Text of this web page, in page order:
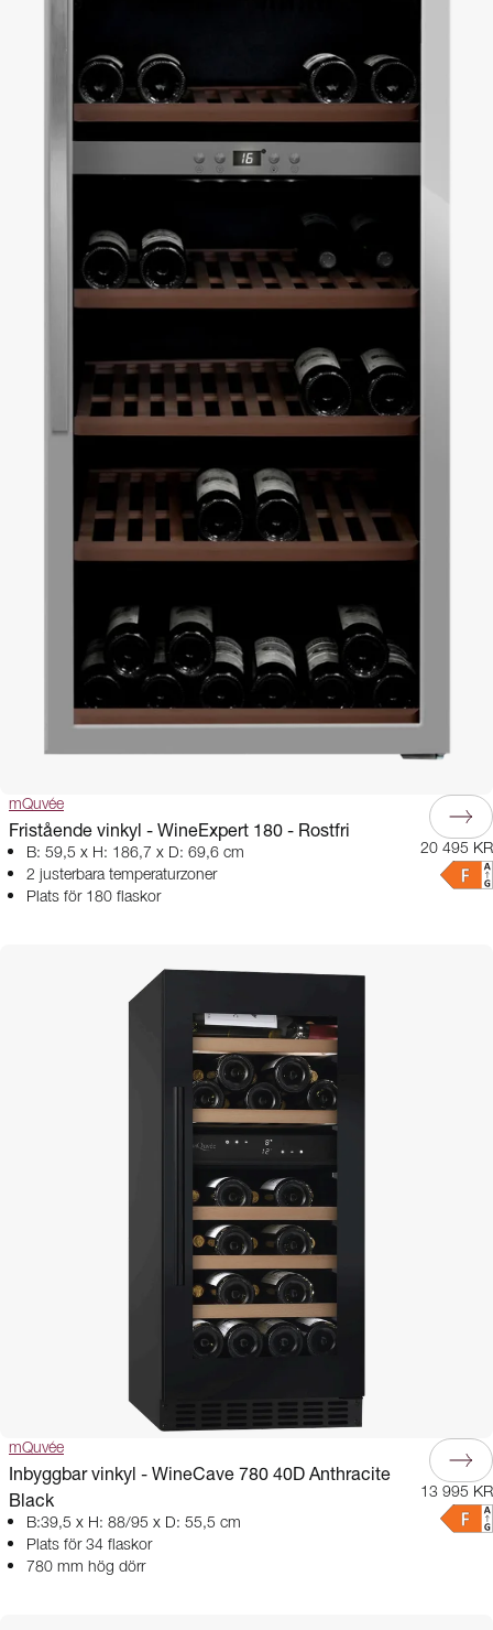
mQuvée
Fristående vinkyl - WineExpert 180 - Rostfri
B: 59,5 x H: 186,7 x D: 69,6 cm
2 justerbara temperaturzoner
Plats för 180 flaskor
20 495 KR
mQuvée
Inbyggbar vinkyl - WineCave 780 40D Anthracite
Black
B:39,5 x H: 88/95 x D: 55,5 cm
Plats för 34 flaskor
780 mm hög dörr
13 995 KR